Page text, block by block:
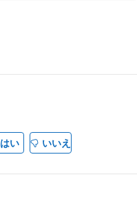
はい いいえ